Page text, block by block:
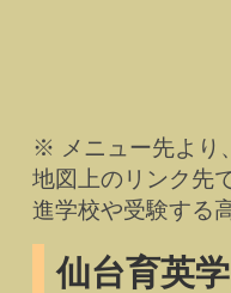
※ メニュー先より
地図上のリンク先
進学校や受験する
仙台育英学